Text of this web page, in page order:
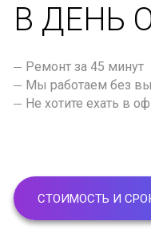
В ДЕНЬ
Ремонт за 45 минут
Мы работаем без
Не хотите ехать в
СТОИМОСТЬ И